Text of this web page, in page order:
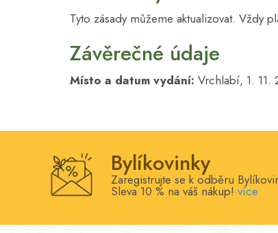
Tyto zásady můžeme aktualizovat. Vždy
Závěrečné údaje
Místo a datum vydání: Vrchlabí, 1. 11.
Bylíkovinky
Zaregistrujte se k odběru
Sleva 10 % na váš nákup! více